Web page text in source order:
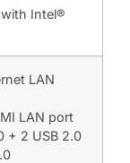
Intel®
LAN
LAN port
+ 2 USB 2.0